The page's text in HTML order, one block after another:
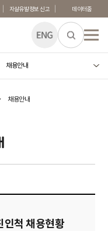
자살유발정보 신고 데이터줌
전체메
채용안내
채용안내
척 채용현황